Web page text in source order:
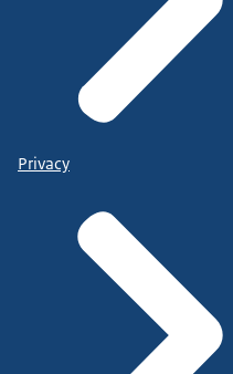
Privacy